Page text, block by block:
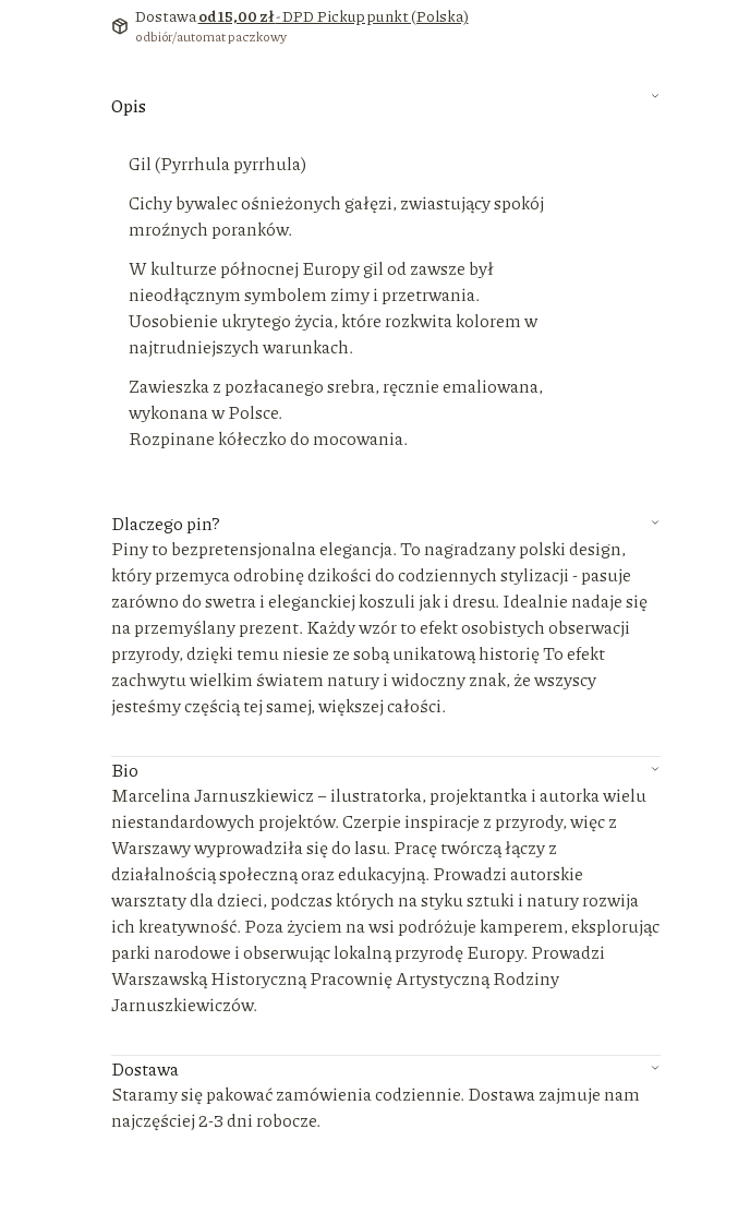
Dostawa od 15,00 zł- DPD Pickup punkt (Polska)
odbiór/automat paczkowy
Opis
Gil (Pyrrhula pyrrhula)
Cichy bywalec ośnieżonych gałęzi, zwiastujący spokój
mroźnych poranków.
W kulturze północnej Europy gil od zawsze był
nieodłącznym symbolem zimy i przetrwania.
Uosobienie ukrytego życia, które rozkwita kolorem w
najtrudniejszych warunkach.
Zawieszka z pozłacanego srebra, ręcznie emaliowana,
wykonana w Polsce.
Rozpinane kółeczko do mocowania.
Dlaczego pin?
Piny to bezpretensjonalna elegancja. To nagradzany polski design,
który przemyca odrobinę dzikości do codziennych stylizacji - pasuje
zarówno do swetra i eleganckiej koszuli jak i dresu. Idealnie nadaje się
na przemyślany prezent. Każdy wzór to efekt osobistych obserwacji
przyrody, dzięki temu niesie ze sobą unikatową historię To efekt
zachwytu wielkim światem natury i widoczny znak, że wszyscy
jesteśmy częścią tej samej, większej całości.
Bio
Marcelina Jarnuszkiewicz – ilustratorka, projektantka i autorka wielu
niestandardowych projektów. Czerpie inspiracje z przyrody, więc z
Warszawy wyprowadziła się do lasu. Pracę twórczą łączy z
działalnością społeczną oraz edukacyjną. Prowadzi autorskie
warsztaty dla dzieci, podczas których na styku sztuki i natury rozwija
ich kreatywność. Poza życiem na wsi podróżuje kamperem, eksplorując
parki narodowe i obserwując lokalną przyrodę Europy. Prowadzi
Warszawską Historyczną Pracownię Artystyczną Rodziny
Jarnuszkiewiczów.
Dostawa
Staramy się pakować zamówienia codziennie. Dostawa zajmuje nam
najczęściej 2-3 dni robocze.